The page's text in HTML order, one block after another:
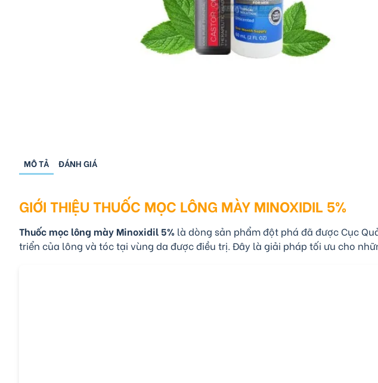
MÔ TẢ ĐÁNH GIÁ
GIỚI THIỆU THUỐC MỌC LÔNG MÀY MINOXIDIL 5%
Thuốc mọc lông mày Minoxidil 5% là dòng sản phẩm đột phá đã được Cục
triển của lông và tóc tại vùng da được điều trị. Đây là giải pháp tối ưu cho